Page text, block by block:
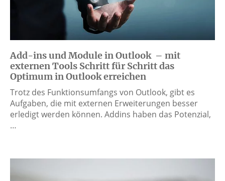
Add-ins und Module in Outlook – mit
externen Tools Schritt für Schritt das
Optimum in Outlook erreichen
Trotz des Funktionsumfangs von Outlook, gibt es
Aufgaben, die mit externen Erweiterungen besser
erledigt werden können. Addins haben das Potenzial,
…